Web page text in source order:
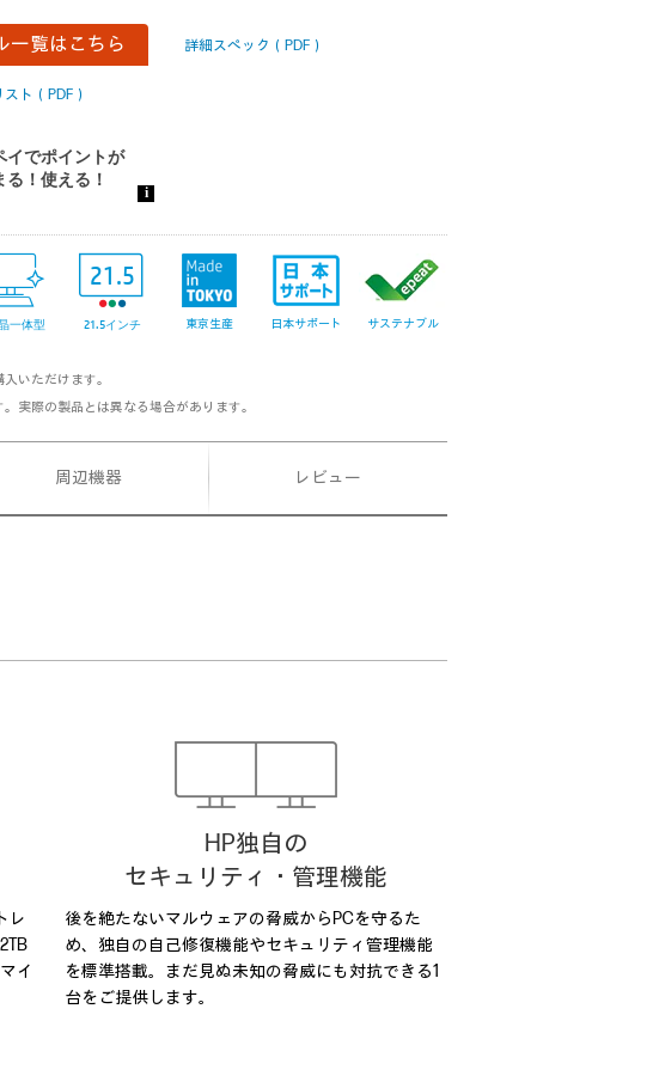
一覧はこちら 詳細スペック（PDF）
ト（PDF）
一体型
21.5
21.5インチ 東京生産 日本サポート サステナブル
いただけます。
実際の製品とは異なる場合があります。
周辺機器 レビュー
レ
イ
HP独自の
セキュリティ・管理機能
後を絶たないマルウェアの脅威からPCを守るた
め、独自の自己修復機能やセキュリティ管理機能
を標準搭載。まだ見ぬ未知の脅威にも対抗できる1
台をご提供します。